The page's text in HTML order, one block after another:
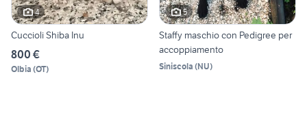
4
Cuccioli Shiba Inu
800 €
Olbia (OT)
5
Staffy maschio con Pedigree per
accoppiamento
Siniscola (NU)